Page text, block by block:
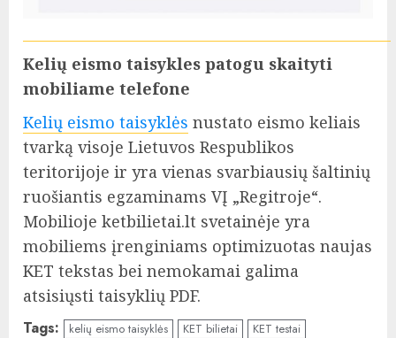
Kelių eismo taisykles patogu skaityti
mobiliame telefone
Kelių eismo taisyklės nustato eismo keliais
tvarką visoje Lietuvos Respublikos
teritorijoje ir yra vienas svarbiausių šaltinių
ruošiantis egzaminams VĮ „Regitroje“.
Mobilioje ketbilietai.lt svetainėje yra
mobiliems įrenginiams optimizuotas naujas
KET tekstas bei nemokamai galima
atsisiųsti taisyklių PDF.
Tags: kelių eismo taisyklės KET bilietai
KET testai